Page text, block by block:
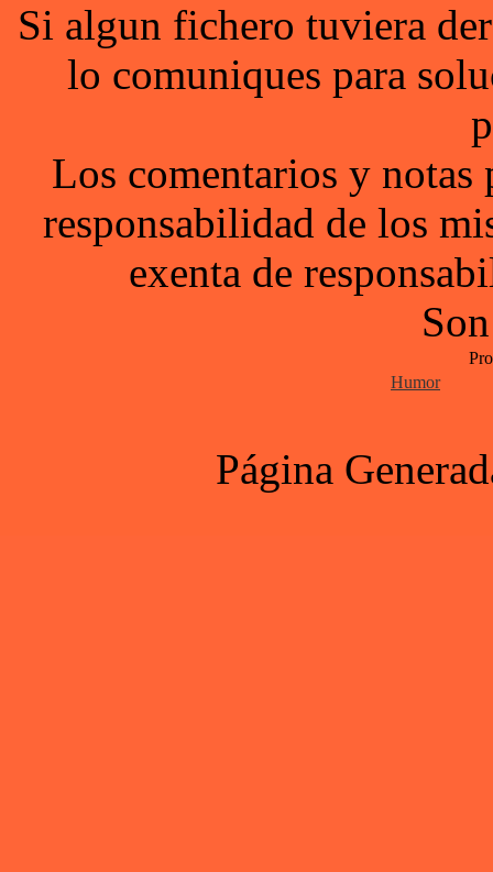
Si algun fichero tuviera
lo comuniques para
Los comentarios y notas
responsabilidad de los
exenta de
Humor
Página